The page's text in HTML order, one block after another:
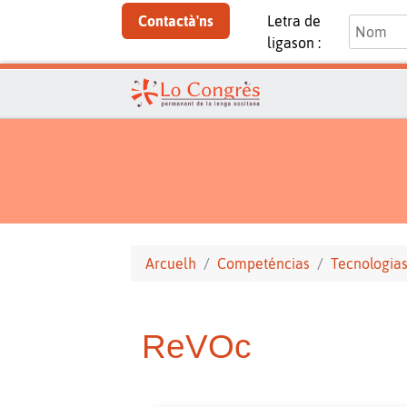
Contactà'ns
Letra de
ligason :
Arcuelh Competéncias
ReVOc